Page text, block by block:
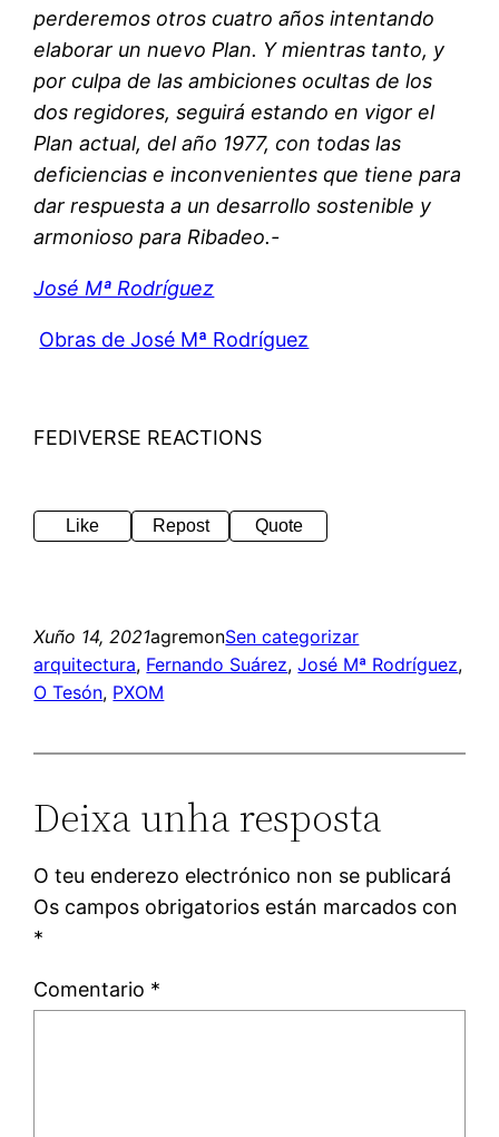
perderemos otros cuatro años intentando
elaborar un nuevo Plan. Y mientras tanto, y
por culpa de las ambiciones ocultas de los
dos regidores, seguirá estando en vigor el
Plan actual, del año 1977, con todas las
deficiencias e inconvenientes que tiene para
dar respuesta a un desarrollo sostenible y
armonioso para Ribadeo.-
José Mª Rodríguez
Obras de José Mª Rodríguez
FEDIVERSE REACTIONS
Like Repost Quote
Xuño 14, 2021agremonSen categorizar
arquitectura, Fernando Suárez, José Mª Rodríguez
O Tesón, PXOM
Deixa unha resposta
O teu enderezo electrónico non se publicará
Os campos obrigatorios están marcados con
*
Comentario *